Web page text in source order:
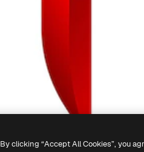
By clicking “Accept All Cookies”, you